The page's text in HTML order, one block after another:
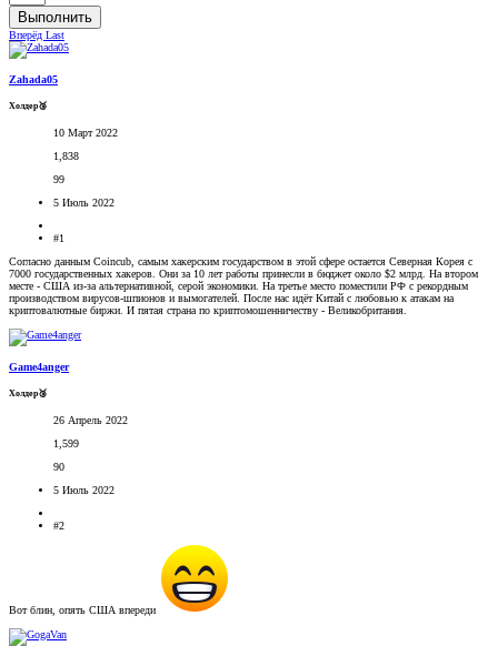
Выполнить
Вперёд Last
Zahada05
Холдер🥉
10 Март 2022
1,838
99
5 Июль 2022
#1
Согласно данным Coincub, самым хакерским государством в этой сфере остается Северная Корея с
7000 государственных хакеров. Они за 10 лет работы принесли в бюджет около $2 млрд. На втором
месте - США из-за альтернативной, серой экономики. На третье место поместили РФ с рекордным
производством вирусов-шпионов и вымогателей. После нас идёт Китай с любовью к атакам на
криптовалютные биржи. И пятая страна по криптомошенничеству - Великобритания.
Game4anger
Холдер🥉
26 Апрель 2022
1,599
90
5 Июль 2022
#2
Вот блин, опять США впереди